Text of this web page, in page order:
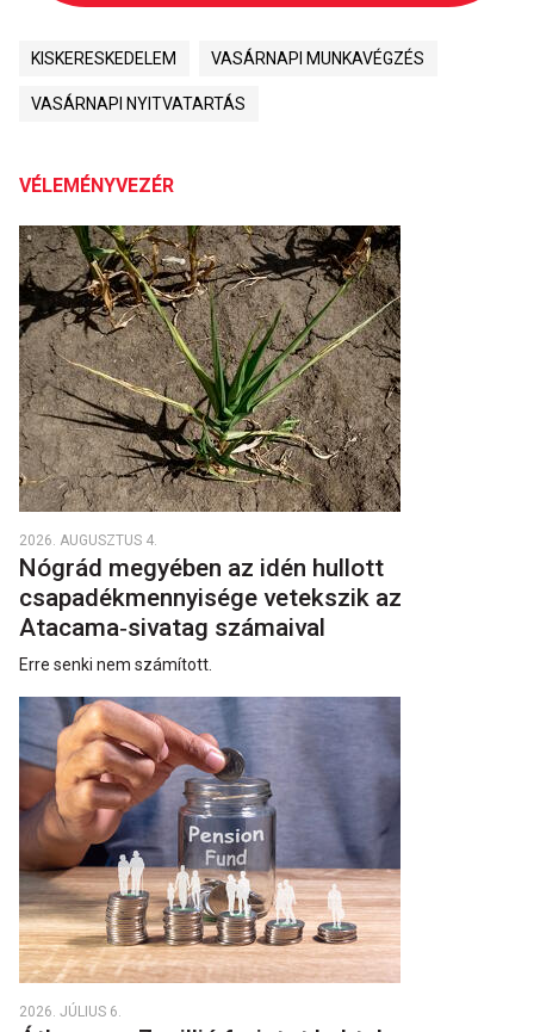
KISKERESKEDELEM VASÁRNAPI MUNKAVÉGZÉS
VASÁRNAPI NYITVATARTÁS
VÉLEMÉNYVEZÉR
2026. AUGUSZTUS 4.
Nógrád megyében az idén hullott
csapadékmennyisége vetekszik az
Atacama‑sivatag számaival
Erre senki nem számított.
2026. JÚLIUS 6.